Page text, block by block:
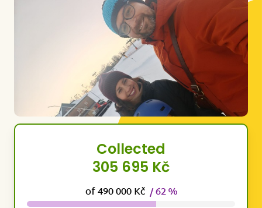
Collected
305 695 Kč
of 490 000 Kč / 62 %